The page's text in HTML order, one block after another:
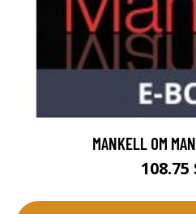
MANKELL OM
108.75